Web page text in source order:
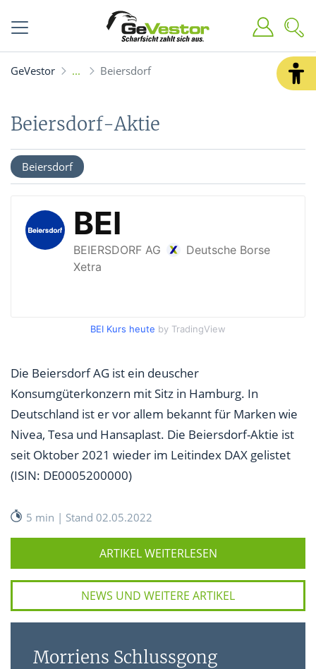
GeVestor Beiersdorf
Beiersdorf-Aktie
Beiersdorf
BEI Kurs heute by TradingView
Die Beiersdorf AG ist ein deuscher
Konsumgüterkonzern mit Sitz in Hamburg. In
Deutschland ist er vor allem bekannt für Marken wie
Nivea, Tesa und Hansaplast. Die Beiersdorf-Aktie ist
seit Oktober 2021 wieder im Leitindex DAX gelistet
(ISIN: DE0005200000)
5 min | Stand 02.05.2022
ARTIKEL WEITERLESEN
NEWS UND WEITERE ARTIKEL
Morriens Schlussgong